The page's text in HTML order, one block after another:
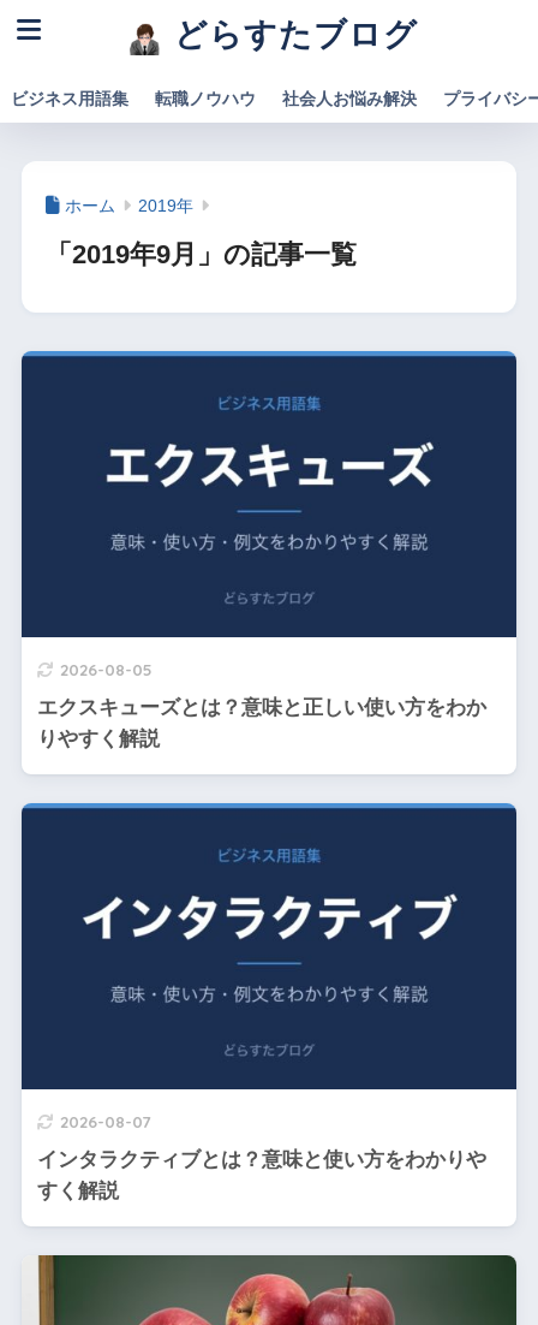
どらすたブログ
ビジネス用語集 転職ノウハウ 社会人お悩み解決 プライバシ
ホーム 2019年
「2019年9月」の記事一覧
2026-08-05
エクスキューズとは？意味と正しい使い方をわか
りやすく解説
2026-08-07
インタラクティブとは？意味と使い方をわかりや
すく解説